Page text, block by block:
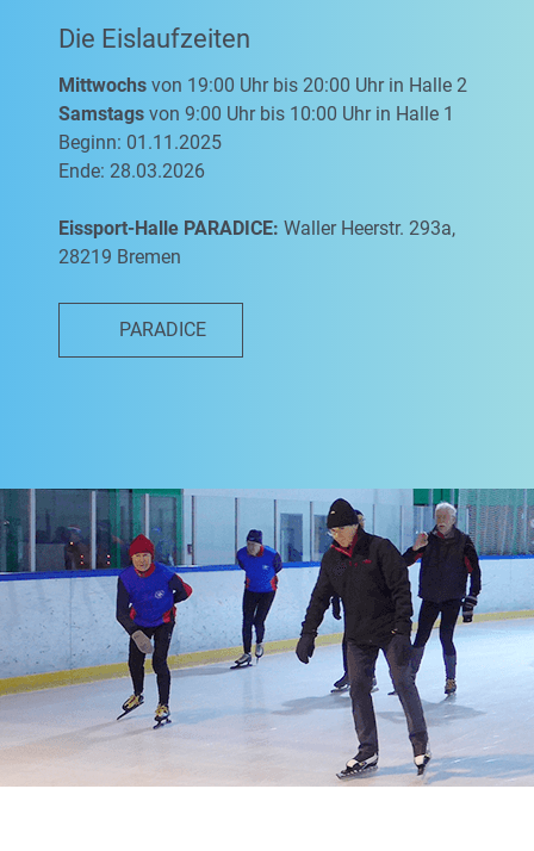
Die Eislaufzeiten
Mittwochs von 19:00 Uhr bis 20:00 Uhr in Halle 2
Samstags von 9:00 Uhr bis 10:00 Uhr in Halle 1
Beginn: 01.11.2025
Ende: 28.03.2026
Eissport-Halle PARADICE: Waller Heerstr. 293a,
28219 Bremen
PARADICE